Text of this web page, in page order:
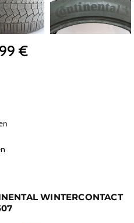
€
WINTERCONTACT